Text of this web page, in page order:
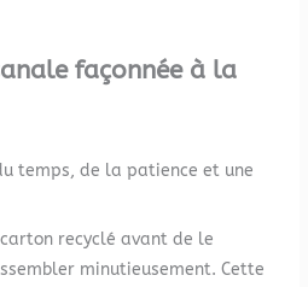
façonnée à la
temps, de la patience et une
recyclé avant de le
minutieusement. Cette